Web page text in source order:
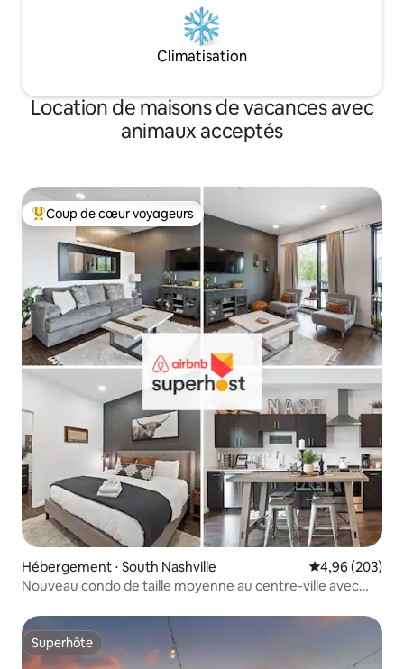
Climatisation
Location de maisons de vacances avec
animaux acceptés
Coups de cœur voyageurs les plus appréciés
Coup de cœur voyageurs
Hébergement ⋅ South Nashville Évaluation
4,96 (203)
Nouveau condo de taille moyenne au centre-ville avec
Superhôte
Superhôte